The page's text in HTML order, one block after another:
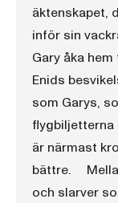
äktenskapet,
inför sin
Gary åka
Enids
som Garys,
flygbiljetterna
är närmast
bättre.
och slarver